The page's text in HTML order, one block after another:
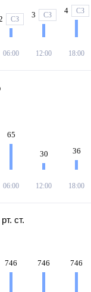
СЗ
06:00
3 СЗ
12:00
4 СЗ
18:00
65
06:00
30
12:00
36
18:00
ст.
746 746 746